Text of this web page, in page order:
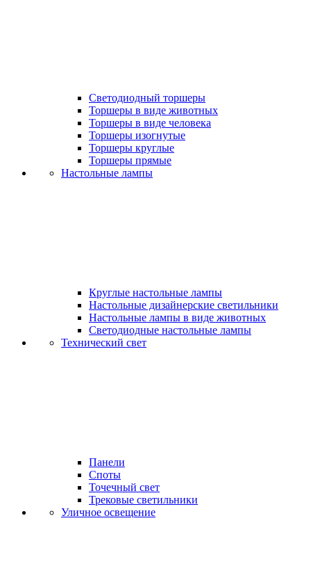
Светодиодный торшеры
Торшеры в виде животных
Торшеры в виде человека
Торшеры изогнутые
Торшеры круглые
Торшеры прямые
Настольные лампы
Круглые настольные лампы
Настольные дизайнерские светильники
Настольные лампы в виде животных
Светодиодные настольные лампы
Технический свет
Панели
Споты
Точечный свет
Трековые светильники
Уличное освещение